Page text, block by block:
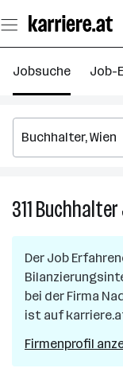
Seiteninhalt
springen
Jobsuche Job-
311Buchhalter
Der Job
bei der Firma
ist auf
Firmenprofil